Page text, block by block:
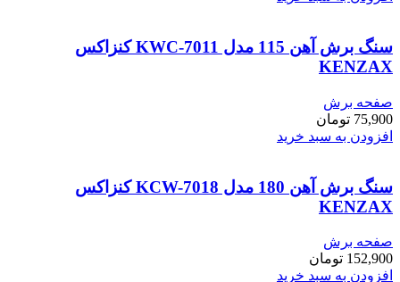
سنگ برش آهن 115 مدل KWC-7011 کنزاکس
KENZAX
صفحه برش
75,900 تومان
افزودن به سبد خرید
سنگ برش آهن 180 مدل KCW-7018 کنزاکس
KENZAX
صفحه برش
152,900 تومان
افزودن به سبد خرید